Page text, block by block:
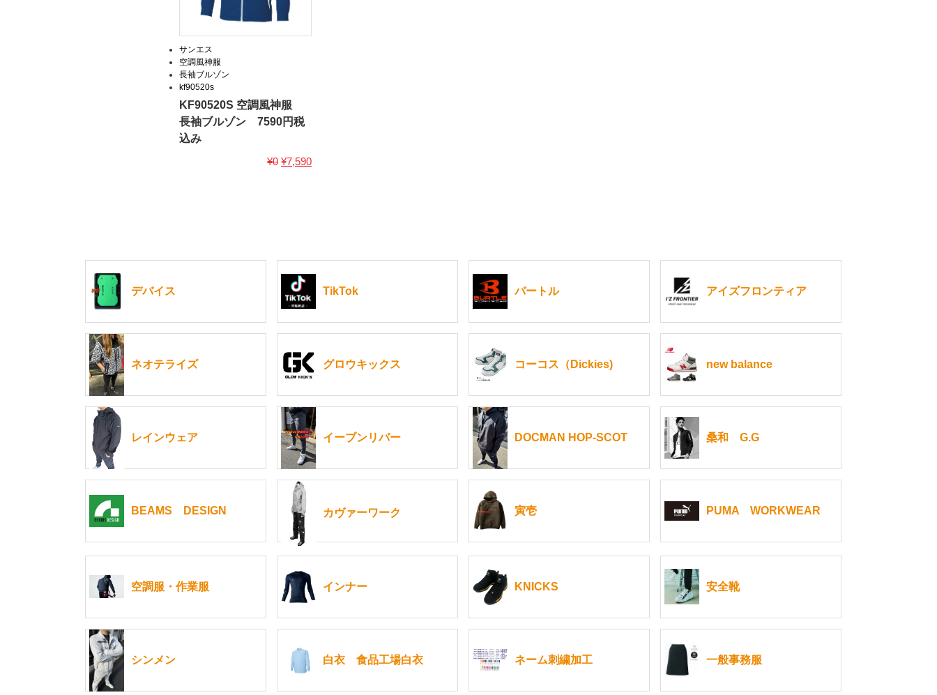
サンエス
空調風神服
長袖ブルゾン
kf90520s
KF90520S 空調風神服
長袖ブルゾン 7590円税
込み
¥0 ¥7,590
デバイス TikTok バートル アイズフロンティア
ネオテライズ グロウキックス コーコス（Dickies) new balance
レインウェア イーブンリバー DOCMAN HOP-SCOT 桑和 G.G
BEAMS DESIGN カヴァーワーク 寅壱 PUMA WORKWEAR
空調服・作業服 インナー KNICKS 安全靴
シンメン 白衣 食品工場白衣 ネーム刺繍加工 一般事務服